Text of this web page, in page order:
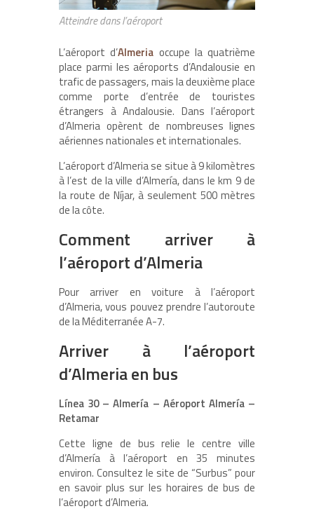
Atteindre dans l’aéroport
L’aéroport d’Almeria occupe la quatrième
place parmi les aéroports d’Andalousie en
trafic de passagers, mais la deuxième place
comme porte d’entrée de touristes
étrangers à Andalousie. Dans l’aéroport
d’Almeria opèrent de nombreuses lignes
aériennes nationales et internationales.
L’aéroport d’Almeria se situe à 9 kilomètres
à l’est de la ville d’Almería, dans le km 9 de
la route de Níjar, à seulement 500 mètres
de la côte.
Comment arriver à
l’aéroport d’Almeria
Pour arriver en voiture à l’aéroport
d’Almeria, vous pouvez prendre l’autoroute
de la Méditerranée A-7.
Arriver à l’aéroport
d’Almeria en bus
Línea 30 – Almería – Aéroport Almería –
Retamar
Cette ligne de bus relie le centre ville
d’Almería à l’aéroport en 35 minutes
environ. Consultez le site de “Surbus” pour
en savoir plus sur les horaires de bus de
l’aéroport d’Almeria.